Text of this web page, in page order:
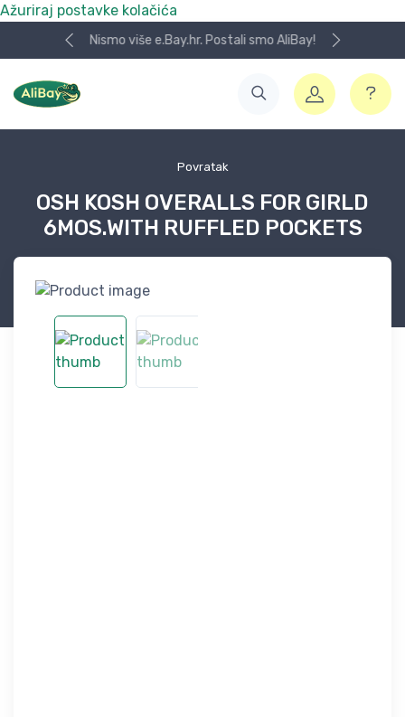
Ažuriraj postavke kolačića
Nismo više e.Bay.hr. Postali smo AliBay!
Povratak
OSH KOSH OVERALLS FOR GIRLD
6MOS.WITH RUFFLED POCKETS